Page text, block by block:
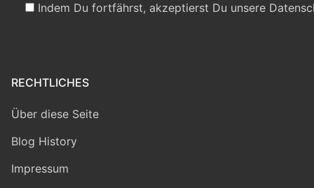
Indem Du fortfährst, akzeptierst Du unsere
RECHTLICHES
Über diese Seite
Blog History
Impressum